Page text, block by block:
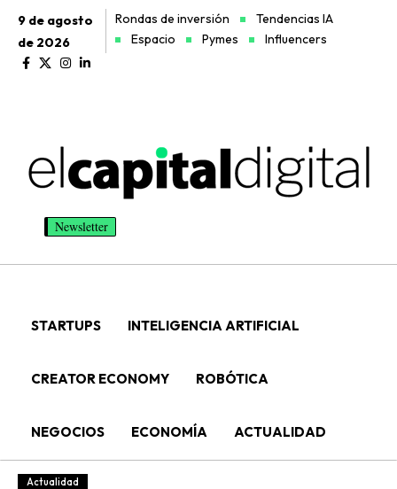
9 de agosto
de 2026
Rondas de inversión
Tendencias IA
Espacio
Pymes Influencers
Newsletter
STARTUPS INTELIGENCIA ARTIFICIAL
CREATOR ECONOMY ROBÓTICA
NEGOCIOS ECONOMÍA ACTUALIDAD
Actualidad